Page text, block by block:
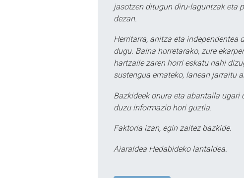
jasotzen ditugun diru-laguntzak eta
dezan.
Herritarra, anitza eta independentea
dugu. Baina horretarako, zure
hartzaile zaren horri eskatu nahi
sustengua emateko, lanean jarraitu
Bazkideek onura eta abantaila
duzu informazio hori guztia.
Faktoria izan, egin zaitez bazkide.
Aiaraldea Hedabideko lantaldea.